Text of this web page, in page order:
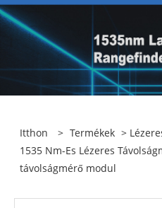
Itthon > Termékek >
1535 Nm-Es Lézeres
távolságmérő modul